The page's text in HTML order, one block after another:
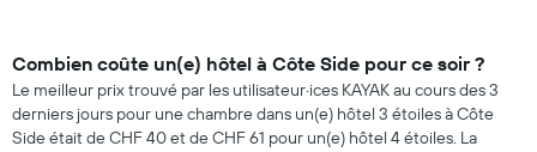
Combien coûte un(e) hôtel à Côte Side pour ce soir ?
Le meilleur prix trouvé par les utilisateur·ices KAYAK au cours des 3
derniers jours pour une chambre dans un(e) hôtel 3 étoiles à Côte
Side était de CHF 40 et de CHF 61 pour un(e) hôtel 4 étoiles. La